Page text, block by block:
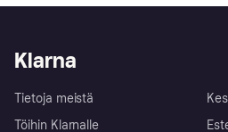
Klarna
Tietoja meistä
Töihin Klarnalle